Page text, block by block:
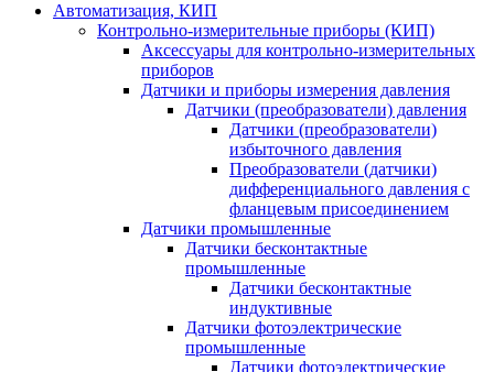
Автоматизация, КИП
Контрольно-измерительные приборы (КИП)
Аксессуары для контрольно-измерительных
приборов
Датчики и приборы измерения давления
Датчики (преобразователи) давления
Датчики (преобразователи)
избыточного давления
Преобразователи (датчики)
дифференциального давления с
фланцевым присоединением
Датчики промышленные
Датчики бесконтактные
промышленные
Датчики бесконтактные
индуктивные
Датчики фотоэлектрические
промышленные
Датчики фотоэлектрические